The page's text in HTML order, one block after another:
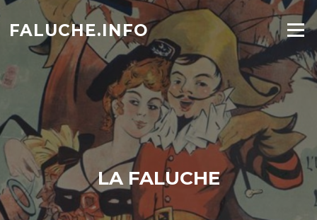
Aller
contenu
FALUCHE.INFO Menu
LA FALUCHE